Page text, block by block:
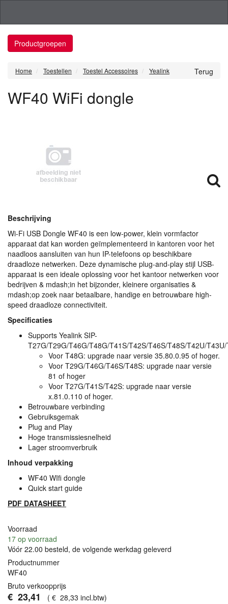
Productgroepen
Terug
Home Toestellen Toestel Accessoires Yealink
WF40 WiFi dongle
Beschrijving
Wi-Fi USB Dongle WF40 is een low-power, klein vormfactor
apparaat dat kan worden geïmplementeerd in kantoren voor het
naadloos aansluiten van hun IP-telefoons op beschikbare
draadloze netwerken. Deze dynamische plug-and-play stijl USB-
apparaat is een ideale oplossing voor het kantoor netwerken voor
bedrijven & mdash;in het bijzonder, kleinere organisaties &
mdash;op zoek naar betaalbare, handige en betrouwbare high-
speed draadloze connectiviteit.
Specificaties
Supports Yealink SIP-
T27G/T29G/T46G/T48G/T41S/T42S/T46S/T48S/T42U/
Voor T48G: upgrade naar versie 35.80.0.95 of hoger.
Voor T29G/T46G/T46S/T48S: upgrade naar versie
81 of hoger
Voor T27G/T41S/T42S: upgrade naar versie
x.81.0.110 of hoger.
Betrouwbare verbinding
Gebruiksgemak
Plug and Play
Hoge transmissiesnelheid
Lager stroomverbruik
Inhoud verpakking
WF40 WIfi dongle
Quick start guide
PDF DATASHEET
Voorraad
17 op voorraad
Vóór 22.00 besteld, de volgende werkdag geleverd
Productnummer
WF40
Bruto verkoopprijs
€ 23,41 ( € 28,33 incl.btw)